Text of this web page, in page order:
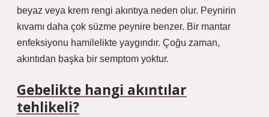
beyaz veya krem ​​rengi akıntıya neden olur. Peynirin
kıvamı daha çok süzme peynire benzer. Bir mantar
enfeksiyonu hamilelikte yaygındır. Çoğu zaman,
akıntıdan başka bir semptom yoktur.
Gebelikte hangi akıntılar
tehlikeli?